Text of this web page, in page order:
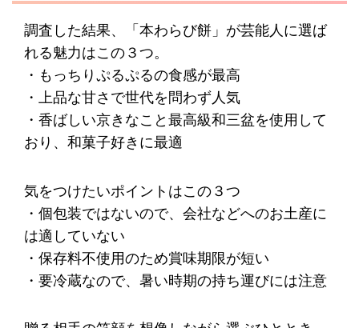
調査した結果、「本わらび餅」が芸能人に選ば
れる魅力はこの３つ。
・もっちりぷるぷるの食感が最高
・上品な甘さで世代を問わず人気
・香ばしい京きなこと最高級和三盆を使用して
おり、和菓子好きに最適
気をつけたいポイントはこの３つ
・個包装ではないので、会社などへのお土産に
は適していない
・保存料不使用のため賞味期限が短い
・要冷蔵なので、暑い時期の持ち運びには注意